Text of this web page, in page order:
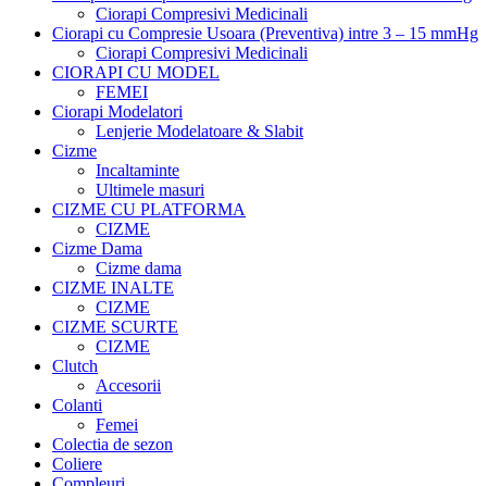
Ciorapi Compresivi Medicinali
Ciorapi cu Compresie Usoara (Preventiva) intre 3 – 15 mmHg
Ciorapi Compresivi Medicinali
CIORAPI CU MODEL
FEMEI
Ciorapi Modelatori
Lenjerie Modelatoare & Slabit
Cizme
Incaltaminte
Ultimele masuri
CIZME CU PLATFORMA
CIZME
Cizme Dama
Cizme dama
CIZME INALTE
CIZME
CIZME SCURTE
CIZME
Clutch
Accesorii
Colanti
Femei
Colectia de sezon
Coliere